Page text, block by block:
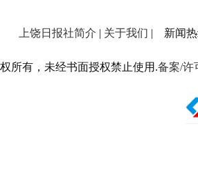
上饶日报社简介 | 关于我们 | 新闻热
权所有，未经书面授权禁止使用.备案/许